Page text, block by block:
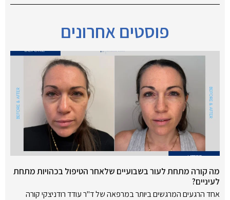
פוסטים אחרונים
מה קורה מתחת לעור בשבועיים שלאחר הטיפול בכהויות מתחת
לעיניים?
אחד הרגעים המרגשים ביותר במרפאה של ד"ר עודד רודניצקי קורה